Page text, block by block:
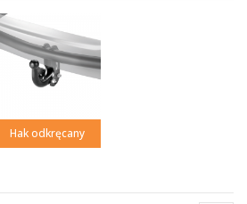
Hak odkręcany